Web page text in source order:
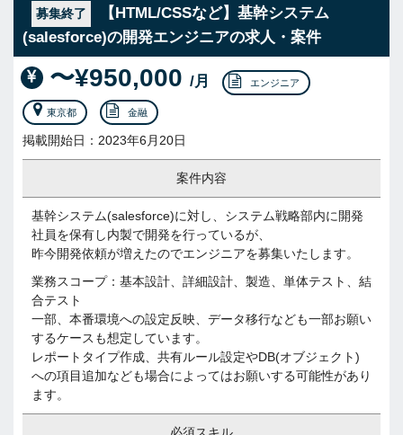
募集終了
【HTML/CSSなど】基幹システム
(salesforce)の開発エンジニアの求人・案件
〜¥950,000 /月 エンジニア
東京都 金融
掲載開始日：2023年6月20日
案件内容
基幹システム(salesforce)に対し、システム戦略部内に開発
社員を保有し内製で開発を行っているが、
昨今開発依頼が増えたのでエンジニアを募集いたします。
業務スコープ：基本設計、詳細設計、製造、単体テスト、結
合テスト
一部、本番環境への設定反映、データ移行なども一部お願い
するケースも想定しています。
レポートタイプ作成、共有ルール設定やDB(オブジェクト)
への項目追加なども場合によってはお願いする可能性があり
ます。